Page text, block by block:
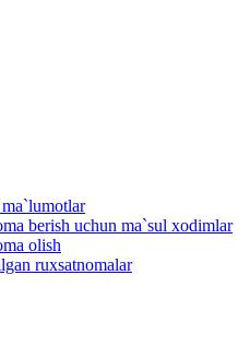
berish uchun ma`sul xodimlar
olish
ruxsatnomalar